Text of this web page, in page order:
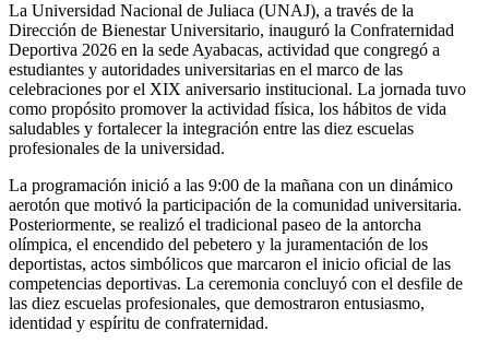
La Universidad Nacional de Juliaca (UNAJ), a través de la
Dirección de Bienestar Universitario, inauguró la Confraternidad
Deportiva 2026 en la sede Ayabacas, actividad que congregó a
estudiantes y autoridades universitarias en el marco de las
celebraciones por el XIX aniversario institucional. La jornada tuvo
como propósito promover la actividad física, los hábitos de vida
saludables y fortalecer la integración entre las diez escuelas
profesionales de la universidad.
La programación inició a las 9:00 de la mañana con un dinámico
aerotón que motivó la participación de la comunidad universitaria.
Posteriormente, se realizó el tradicional paseo de la antorcha
olímpica, el encendido del pebetero y la juramentación de los
deportistas, actos simbólicos que marcaron el inicio oficial de las
competencias deportivas. La ceremonia concluyó con el desfile de
las diez escuelas profesionales, que demostraron entusiasmo,
identidad y espíritu de confraternidad.